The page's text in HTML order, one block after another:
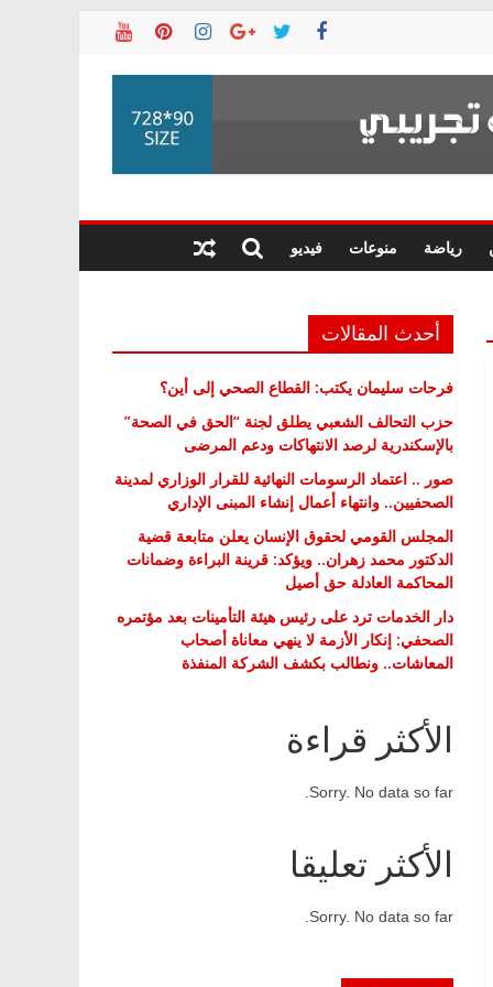
رياضة منوعات فيديو
أحدث المقالات
فرحات سليمان يكتب: القطاع الصحي إلى أين؟
حزب التحالف الشعبي يطلق لجنة “الحق في الصحة”
بالإسكندرية لرصد الانتهاكات ودعم المرضى
صور .. اعتماد الرسومات النهائية للقرار الوزاري لمدينة
الصحفيين.. وانتهاء أعمال إنشاء المبنى الإداري
المجلس القومي لحقوق الإنسان يعلن متابعة قضية
الدكتور محمد زهران.. ويؤكد: قرينة البراءة وضمانات
المحاكمة العادلة حق أصيل
دار الخدمات ترد على رئيس هيئة التأمينات بعد مؤتمره
الصحفي: إنكار الأزمة لا ينهي معاناة أصحاب
المعاشات.. ونطالب بكشف الشركة المنفذة
الأكثر قراءة
Sorry. No data so far.
الأكثر تعليقا
Sorry. No data so far.